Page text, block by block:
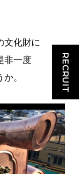
文化財に
非一度
。
RECRUIT